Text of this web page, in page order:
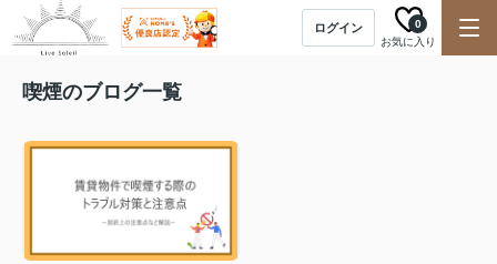
ログイン
お気に入り
0
喫煙のブログ一覧